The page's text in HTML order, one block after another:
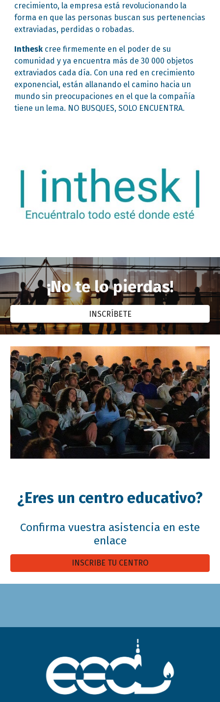
crecimiento, la empresa está revolucionando la
forma en que las personas buscan sus pertenencias
extraviadas, perdidas o robadas.
Inthesk cree firmemente en el poder de su
comunidad y ya encuentra más de 30 000 objetos
extraviados cada día. Con una red en crecimiento
exponencial, están allanando el camino hacia un
mundo sin preocupaciones en el que la compañía
tiene un lema. NO BUSQUES, SOLO ENCUENTRA.
¡No te lo pierdas!
INSCRÍBETE
¿Eres un centro educativo?
Confirma vuestra asistencia en este
enlace
INSCRIBE TU CENTRO